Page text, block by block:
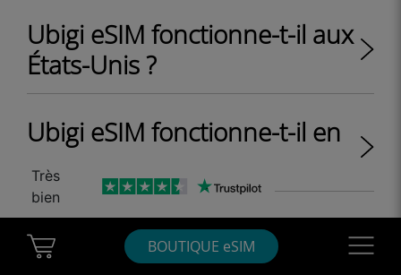
Cart Ubigi BOUTIQUE eSIM
Ubigi eSIM fonctionne-t-il aux
États-Unis ?
Ubigi eSIM fonctionne-t-il en
Suisse ?
Ubigi eSIM fonctionne-t-il au
Royaume-Uni ?
Très
bien